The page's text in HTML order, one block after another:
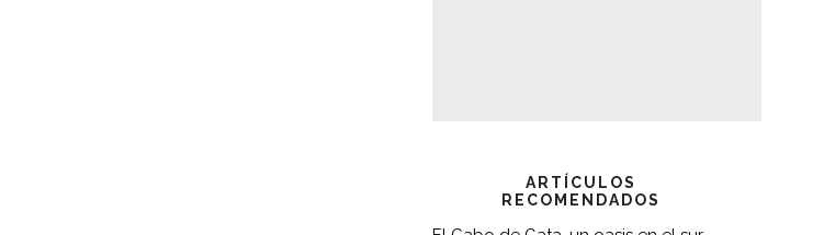
ARTÍCULOS
RECOMENDADOS